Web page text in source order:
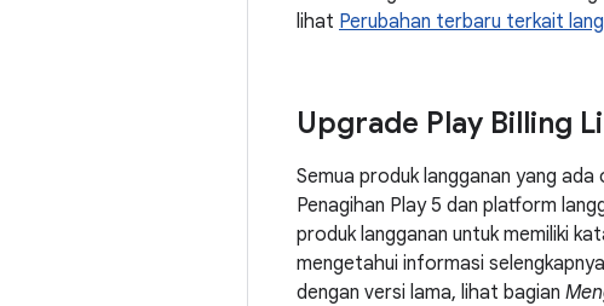
lihat Perubahan terbaru terkait
Upgrade Play Billing
Semua produk langganan yang
Penagihan Play 5 dan platform
produk langganan untuk memiliki
mengetahui informasi
dengan versi lama, lihat bagian